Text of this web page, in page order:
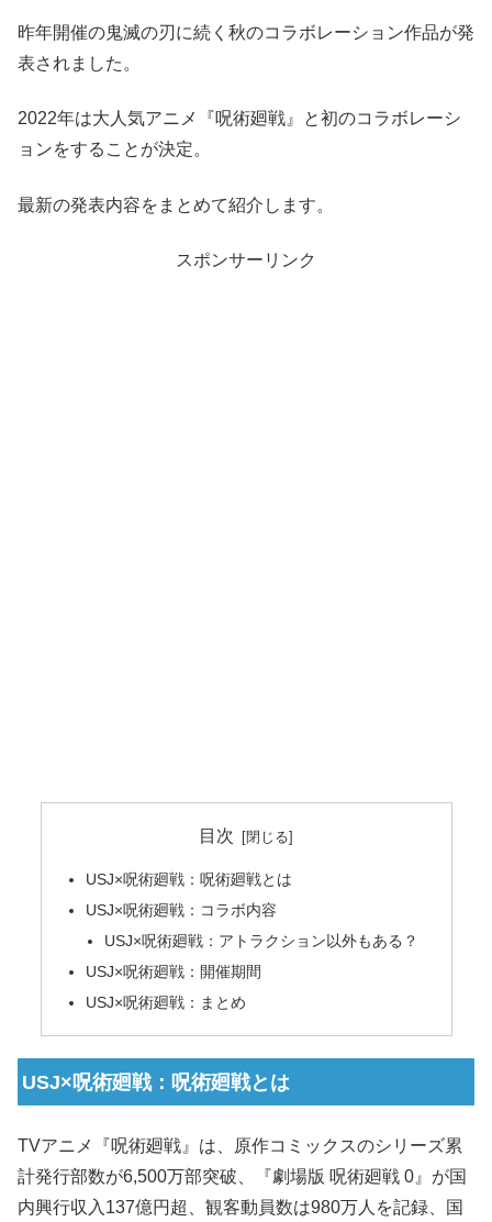
昨年開催の鬼滅の刃に続く秋のコラボレーション作品が発
表されました。
2022年は大人気アニメ『呪術廻戦』と初のコラボレーシ
ョンをすることが決定。
最新の発表内容をまとめて紹介します。
スポンサーリンク
目次
USJ×呪術廻戦：呪術廻戦とは
USJ×呪術廻戦：コラボ内容
USJ×呪術廻戦：アトラクション以外もある？
USJ×呪術廻戦：開催期間
USJ×呪術廻戦：まとめ
USJ×呪術廻戦：呪術廻戦とは
TVアニメ『呪術廻戦』は、原作コミックスのシリーズ累
計発行部数が6,500万部突破、『劇場版 呪術廻戦 0』が国
内興行収入137億円超、観客動員数は980万人を記録、国